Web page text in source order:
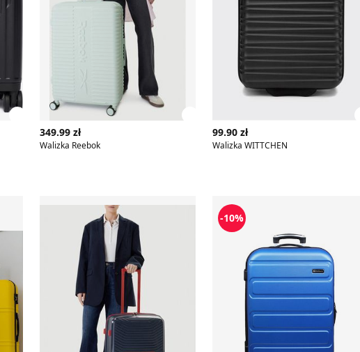
Zobacz szczegóły produktu
349.99 zł
Walizka Reebok
99.90 zł
Walizka WITTCHEN
Walizka BEVERLY HILLS POLO CLUBWalizka
-10%